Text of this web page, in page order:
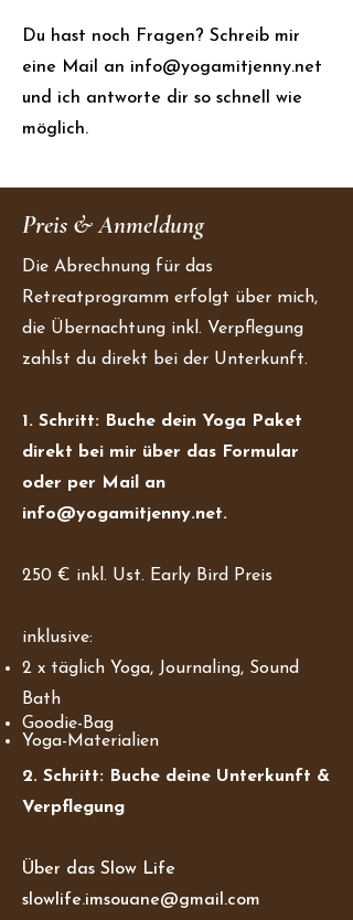
Du hast noch Fragen? Schreib mir
eine Mail an info@yogamitjenny.net
und ich antworte dir so schnell wie
möglich.
Preis & Anmeldung
Die Abrechnung für das
Retreatprogramm erfolgt über mich,
die Übernachtung inkl. Verpflegung
zahlst du direkt bei der Unterkunft.
1. Schritt: Buche dein Yoga Paket
direkt bei mir über das Formular
oder per Mail an
info@yogamitjenny.net.
250 € inkl. Ust. Early Bird Preis
inklusive:
2 x täglich Yoga, Journaling, Sound
Bath
Goodie-Bag
Yoga-Materialien
2. Schritt: Buche deine Unterkunft &
Verpflegung
Über das Slow Life
slowlife.imsouane@gmail.com